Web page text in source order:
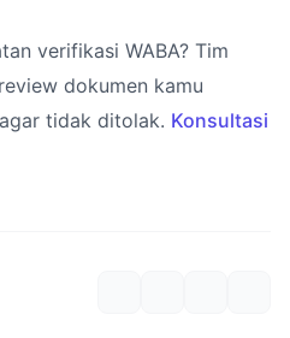
verifikasi WABA? Tim
dokumen kamu
tidak ditolak. Konsultasi